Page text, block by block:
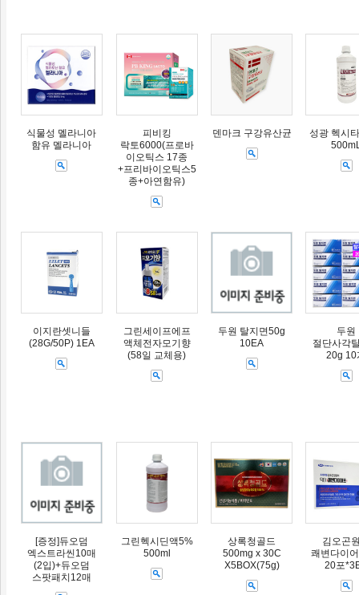
식물성 멜라니아
함유 멜라니아
피비킹
락토6000(프로바
이오틱스 17종
+프리바이오틱스5
종+아연함유)
덴마크 구강유산균
성광 헥시
이지란셋니들
(28G/50P) 1EA
그린세이프에프
액체전자모기향
(58일 교체용)
두원 탈지면50g
10EA
두원
절단사각
20g 10
[증정]듀오덤
엑스트라씬10매
(2입)+듀오덤
스팟패치12매
그린헥시딘액5%
500ml
상록청골드
500mg x 30C
X5BOX(75g)
김오곤
쾌변다이
20포